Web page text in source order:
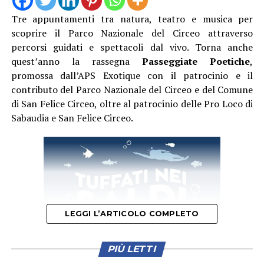
Camminando nel borgo si incroceranno proposte
artistiche per tutti i gusti. Presso l’Infermeria dei
Conversi andrà in scena lo spettacolo di teatro-danza
“Le Donne del Fuoco” a cura di Piedi Scalzi, un’opera
intensa ispirata all’universo femminile medievale,
mentre la Grande Arena si accenderà con le maestose
esibizioni di danza con il fuoco e teatro fisico della
compagnia Una Lamp.
Una delle grandi novità di questa edizione sarà la visita
straordinaria del laghetto nel Giardino degli Ulivi del
stile rinascimentale che farà da sfondo agli spettacoli di
danza aerea “Anima Antiqua”, agli avvincenti duelli di
suggestivi del Cantagallo Menestrello, il “gallo speciale”
capace di trasformare ogni performance in uno
Tre appuntamenti tra natura, teatro e musica per
scoprire il Parco Nazionale del Circeo attraverso
percorsi guidati e spettacoli dal vivo. Torna anche
quest’anno la rassegnaPasseggiate Poetiche,
promossa dall’APS Exotique con il patrocinio e il
contributo del Parco Nazionale del Circeo e del Comune
di San Felice Circeo, oltre al patrocinio delle Pro Loco di
Sabaudia e San Felice Circeo.
LEGGI L’ARTICOLO COMPLETO
PIÙ LETTI